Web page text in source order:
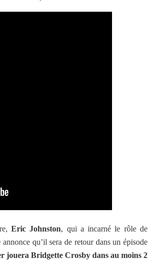
Eric Johnston, qui a incarné le rôle de
qu’il sera de retour dans un épisode
jouera Bridgette Crosby dans au moins 2